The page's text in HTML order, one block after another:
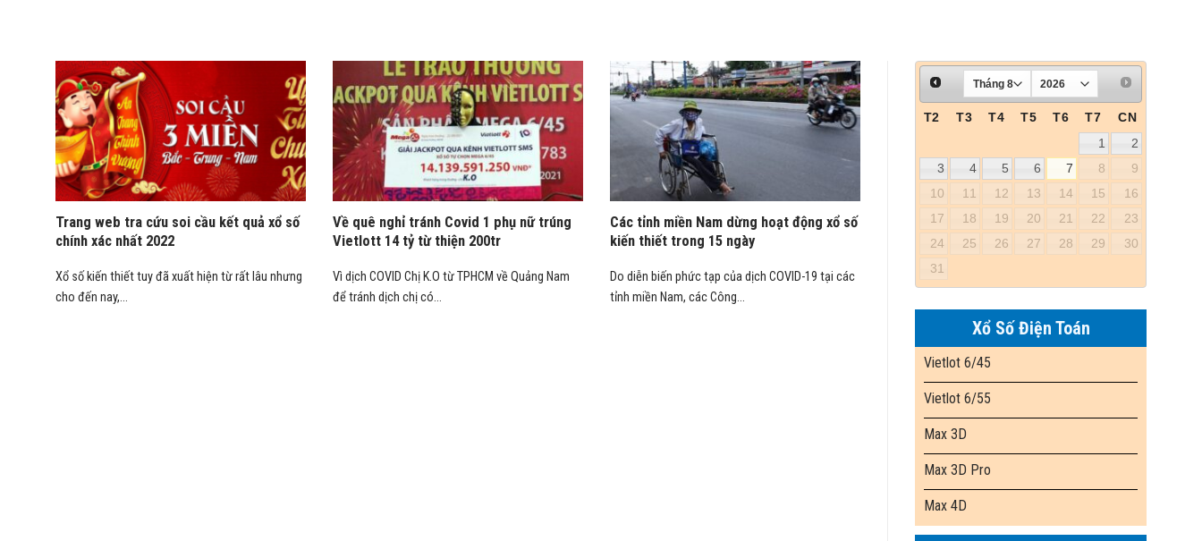
Trang web tra cứu soi cầu kết quả xổ số
chính xác nhất 2022
Xổ số kiến thiết tuy đã xuất hiện từ rất lâu nhưng
cho đến nay,...
Về quê nghỉ tránh Covid 1 phụ nữ trúng
Vietlott 14 tỷ từ thiện 200tr
Vì dịch COVID Chị K.O từ TPHCM về Quảng Nam
để tránh dịch chị có...
Các tỉnh miền Nam dừng hoạt động xổ số
kiến thiết trong 15 ngày
Do diễn biến phức tạp của dịch COVID-19 tại các
tỉnh miền Nam, các Công...
T2 T3 T4 T5 T6 T7
CN
1
2
3
4 5 6 7 8
9
10
11 12 13 14 15
16
17
18 19 20 21 22
23
24
25 26 27 28 29
30
31
Xổ Số Điện Toán
Vietlot 6/45
Vietlot 6/55
Max 3D
Max 3D Pro
Max 4D